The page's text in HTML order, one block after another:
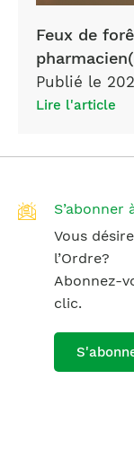
Feux de
Publié le
Lire l'article
Vous
l’Ordre?
Abonnez-
clic.